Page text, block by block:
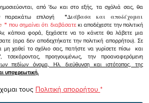
από 'δω και στο εξής, τα σχόλιά σας, θα
παρακάτω επιλογή
"Διάβασα και αποδέχομαι
" που σημαίνει ότι διαβάσατεκι αποδέχεστε την πολιτική
κάποια φορά, ξεχάσετε να το κάνετε θα λάβετε μια
(αρα δεν αποδεχτήκατε την πολιτική απορρήτου). Σε
μη χαθεί το σχόλιο σας, πατήστε να γυρίσετε πίσω και
τσεκάροντας, προηγουμένως, την προαναφερόμενη
πεδίων όνομα, Ηλ. διεύθυνση και ιστότοπος, της
υποχρεωτική.
τους Πολιτική απορρήτου *